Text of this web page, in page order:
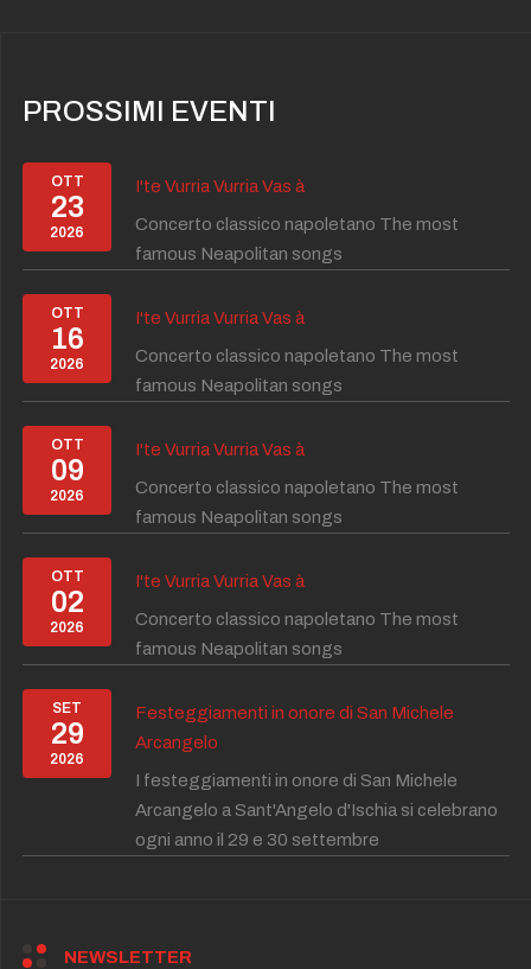
PROSSIMI EVENTI
OTT
23
2026
I'te Vurria Vurria Vas à
Concerto classico napoletano The most
famous Neapolitan songs
OTT
16
2026
I'te Vurria Vurria Vas à
Concerto classico napoletano The most
famous Neapolitan songs
OTT
09
2026
I'te Vurria Vurria Vas à
Concerto classico napoletano The most
famous Neapolitan songs
OTT
02
2026
I'te Vurria Vurria Vas à
Concerto classico napoletano The most
famous Neapolitan songs
SET
29
2026
Festeggiamenti in onore di San Michele
Arcangelo
I festeggiamenti in onore di San Michele
Arcangelo a Sant'Angelo d'Ischia si celebrano
ogni anno il 29 e 30 settembre
NEWSLETTER